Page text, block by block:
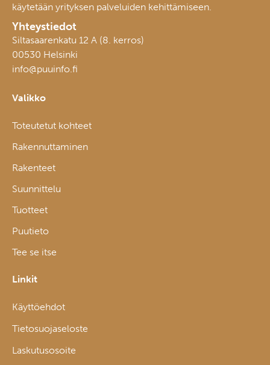
käytetään yrityksen palveluiden kehittämiseen.
Yhteystiedot
Siltasaarenkatu 12 A (8. kerros)
00530 Helsinki
info@puuinfo.fi
Valikko
Toteutetut kohteet
Rakennuttaminen
Rakenteet
Suunnittelu
Tuotteet
Puutieto
Tee se itse
Linkit
Käyttöehdot
Tietosuojaseloste
Laskutusosoite